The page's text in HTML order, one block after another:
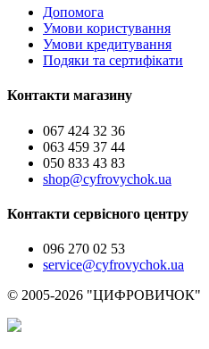
Допомога
Умови користування
Умови кредитування
Подяки та сертифікати
Контакти магазину
067 424 32 36
063 459 37 44
050 833 43 83
shop@cyfrovychok.ua
Контакти сервісного центру
096 270 02 53
service@cyfrovychok.ua
© 2005-2026 "ЦИФРОВИЧОК"